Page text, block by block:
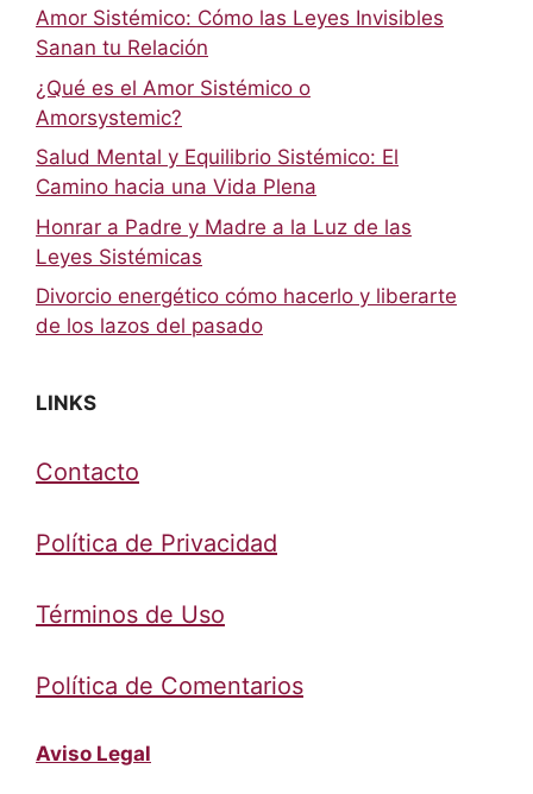
Amor Sistémico: Cómo las Leyes Invisibles
Sanan tu Relación
¿Qué es el Amor Sistémico o
Amorsystemic?
Salud Mental y Equilibrio Sistémico: El
Camino hacia una Vida Plena
Honrar a Padre y Madre a la Luz de las
Leyes Sistémicas
Divorcio energético cómo hacerlo y liberarte
de los lazos del pasado
LINKS
Contacto
Política de Privacidad
Términos de Uso
Política de Comentarios
Aviso Legal